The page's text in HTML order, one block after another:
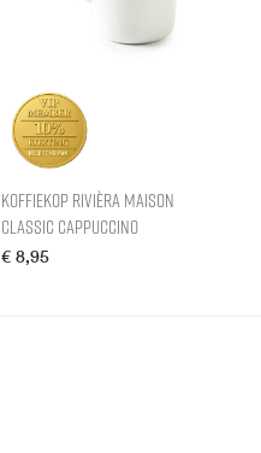
Koffiekop Rivièra Maison
Classic Cappuccino
€ 8,95